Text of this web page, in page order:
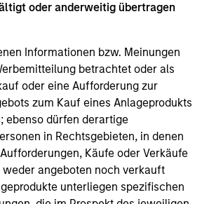
oder anderweitig übertragen
Informationen bzw. Meinungen
betrachtet oder als
oder eine Aufforderung zur
zum Kauf eines Anlageprodukts
ebenso dürfen derartige
in Rechtsgebieten, in denen
Käufe oder Verkäufe
angeboten noch verkauft
unterliegen spezifischen